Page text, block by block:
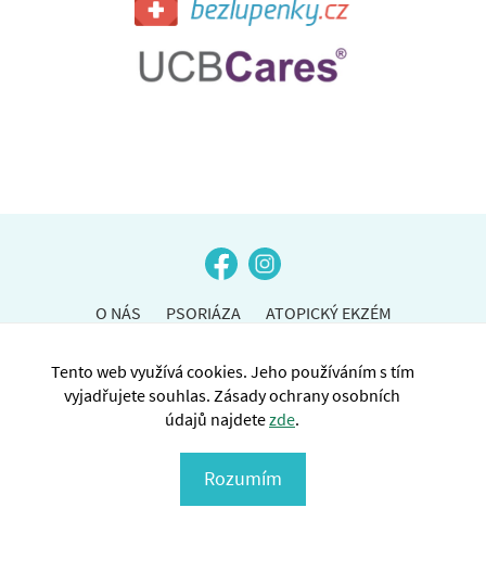
O NÁS PSORIÁZA
ATOPICKÝ EKZÉM
Copyright © SPAE ČR 2026
Tento web využívá cookies. Jeho používáním s tím
vyjadřujete souhlas. Zásady ochrany osobních
údajů najdetezde.
Rozumím